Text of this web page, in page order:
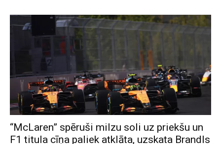
“McLaren” spēruši milzu soli uz priekšu un
F1 titula cīņa paliek atklāta, uzskata Brandls